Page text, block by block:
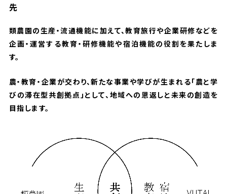
先
類農園の生産・流通機能に加えて、教育旅行や企業研修などを
企画・運営する教育・研修機能や宿泊機能の役割を果たしま
す。
農・教育・企業が交わり、新たな事業や学びが生まれる「農と学
びの滞在型共創拠点」として、地域への恩返しと未来の創造を
目指します。